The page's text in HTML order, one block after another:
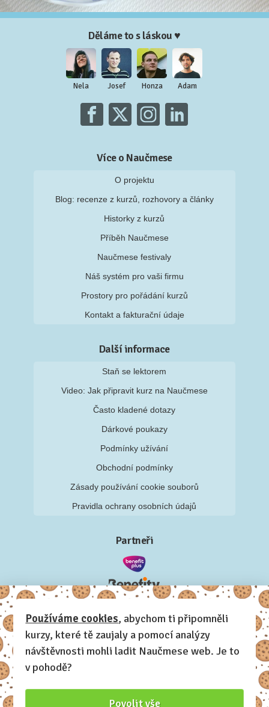
Děláme to s láskou ♥
Nela Josef Honza Adam
Více o Naučmese
O projektu
Blog: recenze z kurzů, rozhovory a články
Historky z kurzů
Příběh Naučmese
Naučmese festivaly
Náš systém pro vaši firmu
Prostory pro pořádání kurzů
Kontakt a fakturační údaje
Další informace
Staň se lektorem
Video: Jak připravit kurz na Naučmese
Často kladené dotazy
Dárkové poukazy
Podmínky užívání
Obchodní podmínky
Zásady používání cookie souborů
Pravidla ochrany osobních údajů
Partneři
Používáme cookies, abychom ti připomněli
kurzy, které tě zaujaly a pomocí analýzy
návštěvnosti mohli ladit Naučmese web. Je to
v pohodě?
Povolit vše